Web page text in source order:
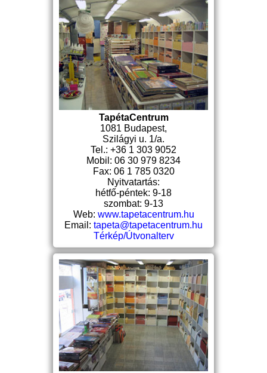
TapétaCentrum
1081 Budapest,
Szilágyi u. 1/a.
Tel.: +36 1 303 9052
Mobil: 06 30 979 8234
Fax: 06 1 785 0320
Nyitvatartás:
hétfő-péntek: 9-18
szombat: 9-13
Web: www.tapetacentrum.hu
Email: tapeta@tapetacentrum.hu
Térkép/Útvonalterv